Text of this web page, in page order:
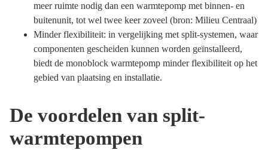
meer ruimte nodig dan een warmtepomp met binnen- en
buitenunit, tot wel twee keer zoveel (bron: Milieu Centraal)
Minder flexibiliteit: in vergelijking met split-systemen, waar
componenten gescheiden kunnen worden geïnstalleerd,
biedt de monoblock warmtepomp minder flexibiliteit op het
gebied van plaatsing en installatie.
De voordelen van split-
warmtepompen